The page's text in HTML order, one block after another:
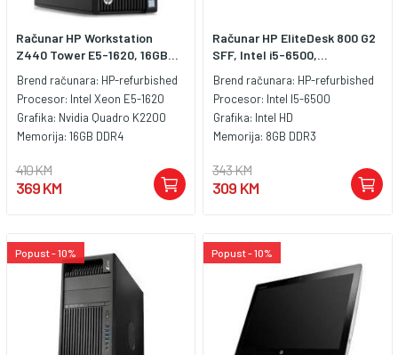
Računar HP Workstation
Z440 Tower E5-1620, 16GB...
Brend računara: HP-refurbished
Procesor: Intel Xeon E5-1620
Grafika: Nvidia Quadro K2200
Memorija: 16GB DDR4
410 KM
369 KM
Računar HP EliteDesk 800 G2
SFF, Intel i5-6500,...
Brend računara: HP-refurbished
Procesor: Intel I5-6500
Grafika: Intel HD
Memorija: 8GB DDR3
343 KM
309 KM
Popust - 10% Popust - 10%